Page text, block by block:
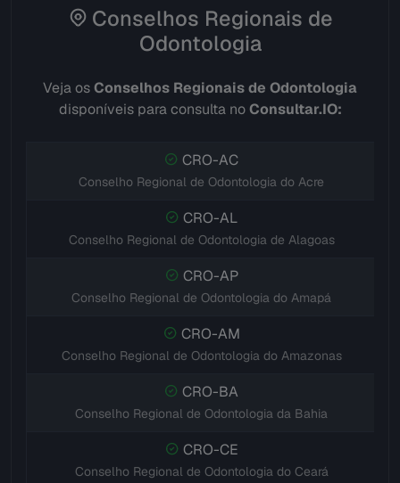
Conselhos Regionais de
Odontologia
Veja osConselhos Regionais de Odontologia
disponíveis para consulta noConsultar.IO:
CRO-AC
Conselho Regional de Odontologia do Acre
CRO-AL
Conselho Regional de Odontologia de Alagoas
CRO-AP
Conselho Regional de Odontologia do Amapá
CRO-AM
Conselho Regional de Odontologia do Amazonas
CRO-BA
Conselho Regional de Odontologia da Bahia
CRO-CE
Conselho Regional de Odontologia do Ceará